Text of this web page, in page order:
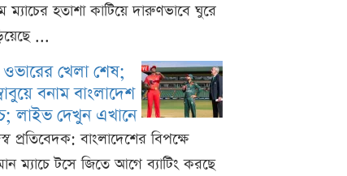
ম্যাচের হতাশা কাটিয়ে দারুণভাবে ঘুরে
...
খেলা শেষ;
বনাম বাংলাদেশ
লাইভ দেখুন এখানে
প্রতিবেদক: বাংলাদেশের বিপক্ষে
ম্যাচে টসে জিতে আগে ব্যাটিং করছে